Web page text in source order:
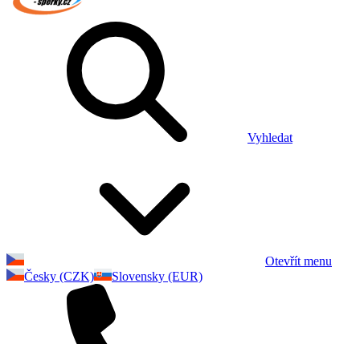
Vyhledat
Otevřít menu
Česky (CZK)
Slovensky (EUR)